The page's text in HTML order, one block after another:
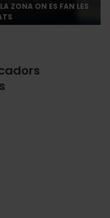
ZONA ON ES FAN LES